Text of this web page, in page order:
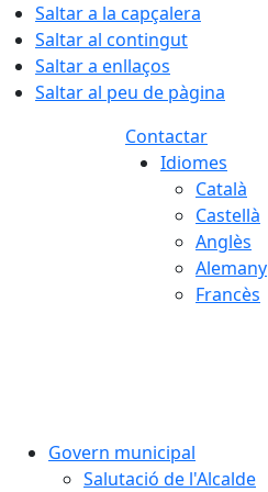
Saltar a la capçalera
Saltar al contingut
Saltar a enllaços
Saltar al peu de pàgina
Contactar
Idiomes
Català
Castellà
Anglès
Alemany
Francès
Govern municipal
Salutació de l'Alcalde